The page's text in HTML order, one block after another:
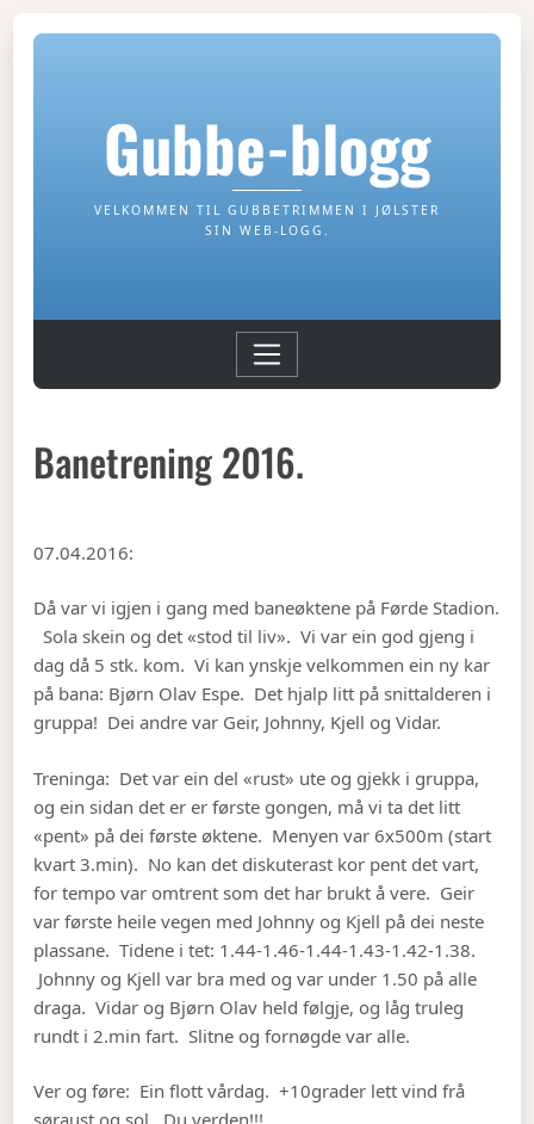
Gubbe-blogg
VELKOMMEN TIL GUBBETRIMMEN I JØLSTER
SIN WEB-LOGG.
Banetrening 2016.
07.04.2016:
Då var vi igjen i gang med baneøktene på Førde Stadion.
Sola skein og det «stod til liv». Vi var ein god gjeng i
dag då 5 stk. kom. Vi kan ynskje velkommen ein ny kar
på bana: Bjørn Olav Espe. Det hjalp litt på snittalderen i
gruppa! Dei andre var Geir, Johnny, Kjell og Vidar.
Treninga: Det var ein del «rust» ute og gjekk i gruppa,
og ein sidan det er er første gongen, må vi ta det litt
«pent» på dei første øktene. Menyen var 6x500m (start
kvart 3.min). No kan det diskuterast kor pent det vart,
for tempo var omtrent som det har brukt å vere. Geir
var første heile vegen med Johnny og Kjell på dei neste
plassane. Tidene i tet: 1.44-1.46-1.44-1.43-1.42-1.38.
Johnny og Kjell var bra med og var under 1.50 på alle
draga. Vidar og Bjørn Olav held følgje, og låg truleg
rundt i 2.min fart. Slitne og fornøgde var alle.
Ver og føre: Ein flott vårdag. +10grader lett vind frå